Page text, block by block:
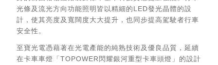
光條及流光方向功能照明皆以精細的LED發光晶體的設
計，使其亮度及寬闊度大大提升，也同步提高駕駛者行車
安全性。
至寶光電憑藉著在光電產能的純熟技術及優良品質，延續
在卡車車燈「TOPOWER閃耀銀河重型卡車頭燈」的設計